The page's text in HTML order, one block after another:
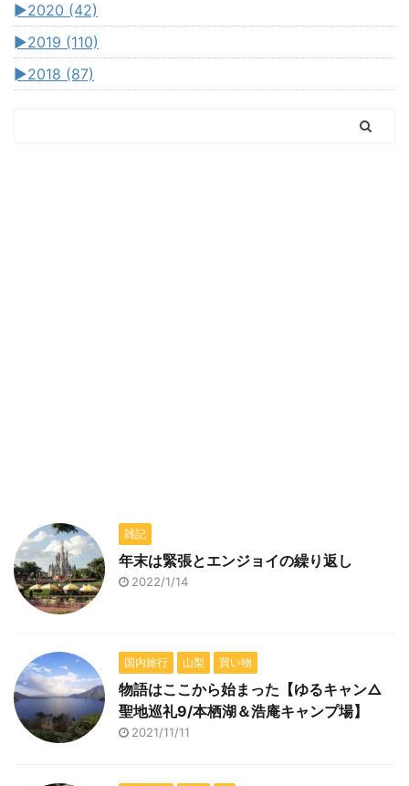
►2020 (42)
►2019 (110)
►2018 (87)
雑記
年末は緊張とエンジョイの繰り返し
2022/1/14
国内旅行 山梨 買い物
物語はここから始まった【ゆるキャン△
聖地巡礼9/本栖湖＆浩庵キャンプ場】
2021/11/11